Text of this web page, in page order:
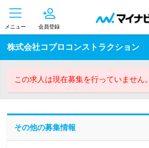
メニュー 会員登録
株式会社コプロコンストラクション
この求人は現在募集を行っていません。
その他の募集情報